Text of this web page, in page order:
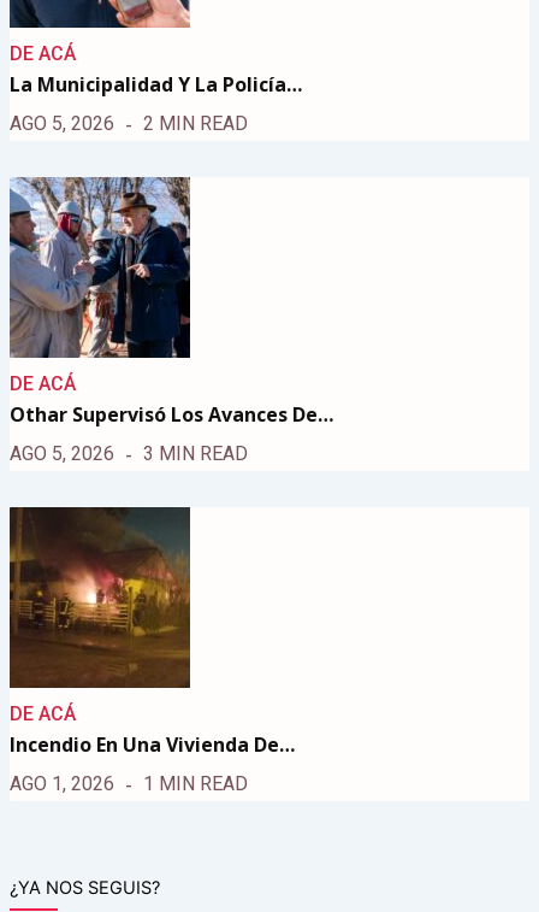
DE ACÁ
La Municipalidad Y La Policía…
AGO 5, 2026 2 MIN READ
DE ACÁ
Othar Supervisó Los Avances De…
AGO 5, 2026 3 MIN READ
DE ACÁ
Incendio En Una Vivienda De…
AGO 1, 2026 1 MIN READ
¿YA NOS SEGUIS?